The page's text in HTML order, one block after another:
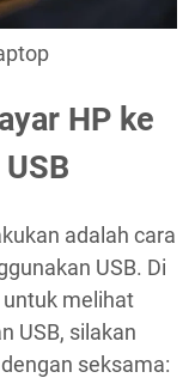
HP ke
adalah cara
USB. Di
untuk melihat
USB, silakan
seksama: